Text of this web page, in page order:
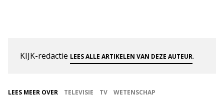
KIJK-redactie LEES ALLE ARTIKELEN VAN DEZE AUTEUR.
LEES MEER OVER TELEVISIE TV WETENSCHAP